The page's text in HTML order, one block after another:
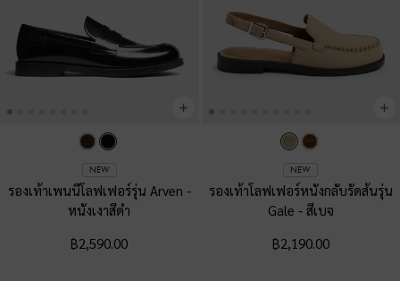
NEW
รองเท้าเพนนีโลฟเฟอร์รุ่น Arven -
หนังเงาสีดำ
฿2,590.00
NEW
รองเท้าโลฟเฟอร์หนังกลับรัดส้นรุ่น
Gale - สีเบจ
฿2,190.00